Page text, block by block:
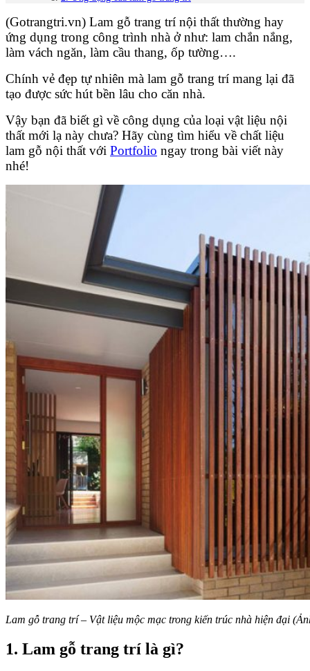
(Gotrangtri.vn) Lam gỗ trang trí nội thất thường hay
ứng dụng trong công trình nhà ở như: lam chắn nắng,
làm vách ngăn, làm cầu thang, ốp tường….
Chính vẻ đẹp tự nhiên mà lam gỗ trang trí mang lại đã
tạo được sức hút bền lâu cho căn nhà.
Vậy bạn đã biết gì về công dụng của loại vật liệu nội
thất mới lạ này chưa? Hãy cùng tìm hiểu về chất liệu
lam gỗ nội thất với Portfolio ngay trong bài viết này
nhé!
Lam gỗ trang trí – Vật liệu mộc mạc trong kiến trúc nhà hiện đại
1. Lam gỗ trang trí là gì?